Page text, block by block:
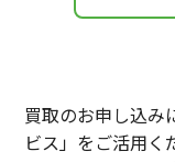
買取のお申し込み
ビス」をご活用く